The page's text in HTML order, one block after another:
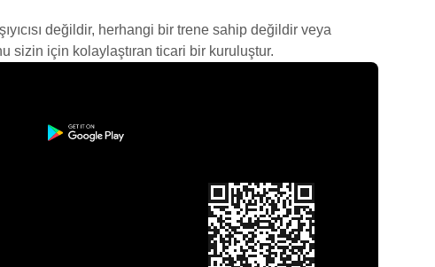
değildir, herhangi bir trene sahip değildir veya
sizin için kolaylaştıran ticari bir kuruluştur.